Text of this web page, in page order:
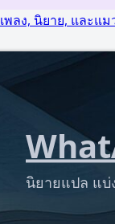
เพลง, นิยาย, และแม
นิยายแปล แบ่